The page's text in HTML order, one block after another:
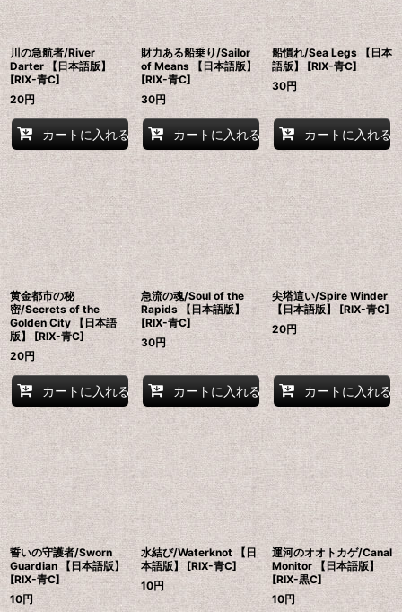
川の急航者/River
Darter 【日本語版】
[RIX-青C]
20円
カートに入れる
財力ある船乗り/Sailor
of Means 【日本語版】
[RIX-青C]
30円
カートに入れる
船慣れ/Sea Legs 【日本
語版】 [RIX-青C]
30円
カートに入れる
黄金都市の秘
密/Secrets of the
Golden City 【日本語
版】 [RIX-青C]
20円
カートに入れる
急流の魂/Soul of the
Rapids 【日本語版】
[RIX-青C]
30円
カートに入れる
尖塔這い/Spire Winder
【日本語版】 [RIX-青C]
20円
カートに入れる
誓いの守護者/Sworn
Guardian 【日本語版】
[RIX-青C]
10円
水結び/Waterknot 【日
本語版】 [RIX-青C]
10円
運河のオオトカゲ/Canal
Monitor 【日本語版】
[RIX-黒C]
10円